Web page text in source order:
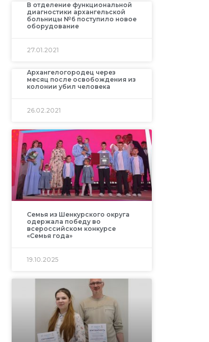
В отделение функциональной
диагностики архангельской
больницы №6 поступило новое
оборудование
27.01.2021
Архангелогородец через
месяц после освобождения из
колонии убил человека
26.02.2021
Семья из Шенкурского округа
одержала победу во
всероссийском конкурсе
«Семья года»
19.10.2025